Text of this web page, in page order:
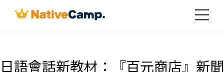
日語會話新教材：『百元商店』新聞